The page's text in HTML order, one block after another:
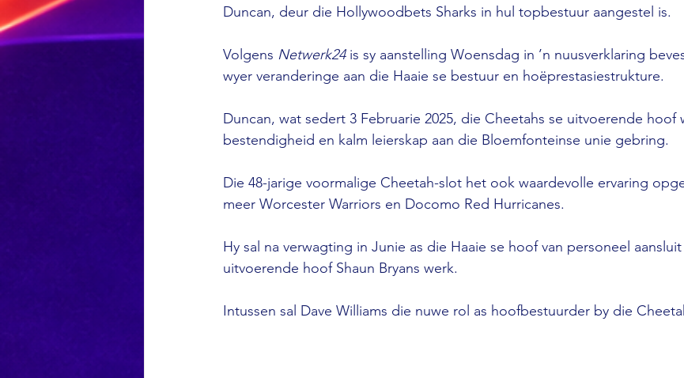
Duncan, deur die Hollywoodbets Sharks in hul topbestuur aangestel is.
Volgens Netwerk24 is sy aanstelling Woensdag in ’n nuusverklaring
wyer veranderinge aan die Haaie se bestuur en hoëprestasiestrukture.
Duncan, wat sedert 3 Februarie 2025, die Cheetahs se uitvoerende hoof
bestendigheid en kalm leierskap aan die Bloemfonteinse unie gebring.
Die 48-jarige voormalige Cheetah-slot het ook waardevolle ervaring
meer Worcester Warriors en Docomo Red Hurricanes.
Hy sal na verwagting in Junie as die Haaie se hoof van personeel
uitvoerende hoof Shaun Bryans werk.
Intussen sal Dave Williams die nuwe rol as hoofbestuurder by die